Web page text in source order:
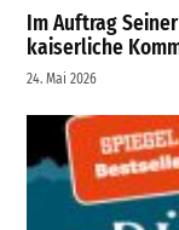
Im Auftrag
kaiserliche
24. Mai 2026